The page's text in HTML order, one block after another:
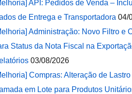
API: Pedidos de Venda –
de Entrega e Transportadora 04/
Administração: Novo Filtro e
Status da Nota Fiscal na
03/08/2026
Compras: Alteração de Lastro
em Lote para Produtos